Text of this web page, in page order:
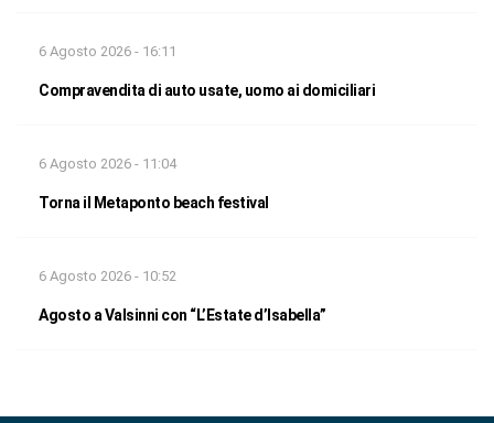
6 Agosto 2026 - 16:11
Compravendita di auto usate, uomo ai domiciliari
6 Agosto 2026 - 11:04
Torna il Metaponto beach festival
6 Agosto 2026 - 10:52
Agosto a Valsinni con “L’Estate d’Isabella”